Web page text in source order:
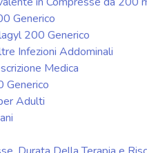
Generico
200 Generico
Infezioni Addominali
Medica
Generico
Adulti